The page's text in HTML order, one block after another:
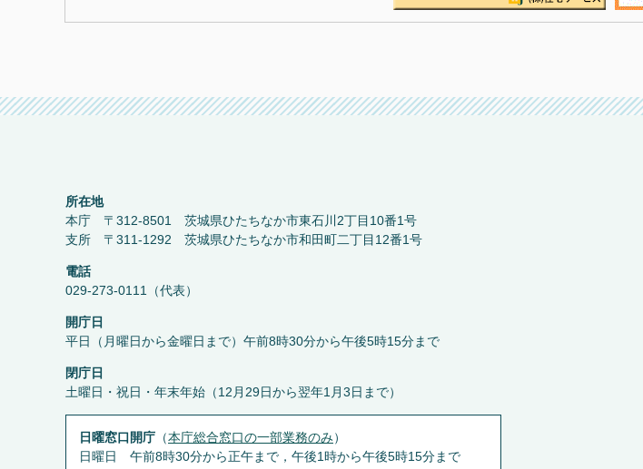
所在地
本庁 〒312-8501 茨城県ひたちなか市東石川2丁目10番1号
支所 〒311-1292 茨城県ひたちなか市和田町二丁目12番1号
電話
029-273-0111（代表）
開庁日
平日（月曜日から金曜日まで）午前8時30分から午後5時15分まで
閉庁日
土曜日・祝日・年末年始（12月29日から翌年1月3日まで）
日曜窓口開庁 （本庁総合窓口の一部業務のみ）
日曜日 午前8時30分から正午まで，午後1時から午後5時15分まで